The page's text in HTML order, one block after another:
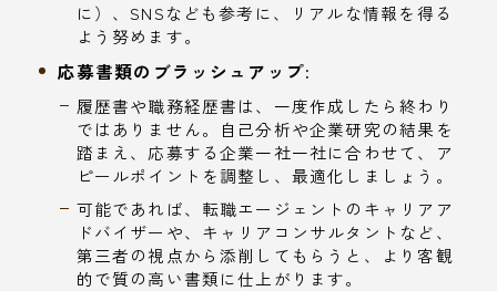
に）、SNSなども参考に、リアルな情報を得る
よう努めます。
応募書類のブラッシュアップ:
履歴書や職務経歴書は、一度作成したら終わり
ではありません。自己分析や企業研究の結果を
踏まえ、応募する企業一社一社に合わせて、ア
ピールポイントを調整し、最適化しましょう。
可能であれば、転職エージェントのキャリアア
ドバイザーや、キャリアコンサルタントなど、
第三者の視点から添削してもらうと、より客観
的で質の高い書類に仕上がります。